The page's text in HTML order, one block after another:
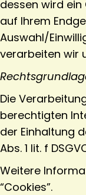
dessen wird ein
auf Ihrem
Auswahl/
verarbeiten wir
Die
berechtigten
der Einhaltung
Abs. 1 lit. f
Weitere
“Cookies”.